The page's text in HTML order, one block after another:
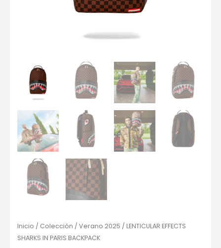
Inicio / Colección / Verano 2025 / LENTICULAR EFFECTS
SHARKS IN PARIS BACKPACK